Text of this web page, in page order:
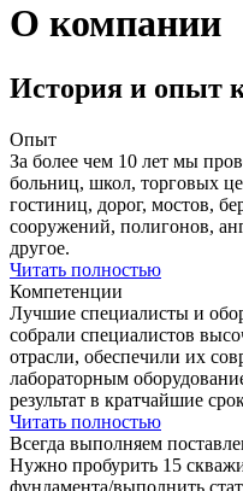
О компании
История и опыт
Опыт
За более чем 10 лет мы
больниц, школ, торговых
гостиниц, дорог, мостов,
сооружений, полигонов,
другое.
Читать полностью
Компетенции
Лучшие специалисты и
собрали специалистов
отрасли, обеспечили их
лабораторным
результат в кратчайшие
Читать полностью
Всегда выполняем
Нужно пробурить 15
фундамента/выполнить